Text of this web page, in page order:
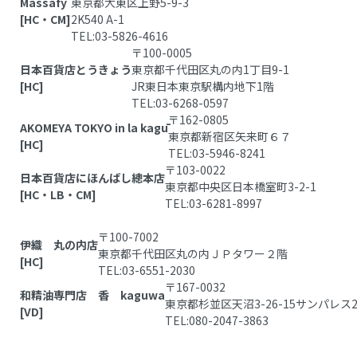
[HC・CM]2K540 A-1
TEL:03-5826-4616
日本百貨店とうきょう
[HC]
〒100-0005
東京都千代田区丸の内1丁目9-1
JR東日本東京駅構内地下1階
TEL:03-6268-0597
AKOMEYA TOKYO in la kagū
[HC]
〒162-0805
東京都新宿区矢来町６７
TEL:03-5946-8241
日本百貨店にほんばし總本店
[HC・LB・CM]
〒103-0022
東京都中央区日本橋室町3-2-1
TEL:03-6281-8997
伊織 丸の内店
[HC]
〒100-7002
東京都千代田区丸の内ＪＰタワー２階
TEL:03-6551-2030
和精油専門店 香 kaguwa
[VD]
〒167-0032
東京都杉並区天沼3-26-15サンパレス
TEL:080-2047-3863